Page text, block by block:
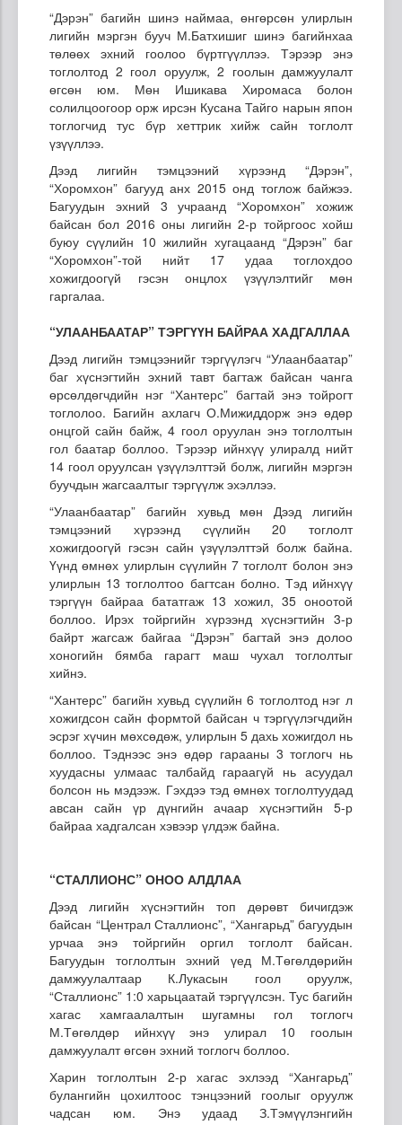
“Дэрэн” багийн шинэ наймаа, өнгөрсөн улирлын
лигийн мэргэн бууч М.Батхишиг шинэ багийнхаа
төлөөх эхний гоолоо бүртгүүллээ. Тэрээр энэ
тоглолтод 2 гоол оруулж, 2 гоолын дамжуулалт
өгсөн юм.
Мөн Ишикава Хиромаса болон
солилцоогоор орж ирсэн Кусана Тайго нарын япон
тоглогчид тус бүр хеттрик хийж сайн тоглолт
үзүүллээ.
Дээд лигийн тэмцээний хүрээнд “Дэрэн”,
“Хоромхон” багууд анх 2015 онд тоглож байжээ.
Багуудын эхний 3 учраанд “Хоромхон” хожиж
байсан бол 2016 оны лигийн 2-р тойргоос хойш
буюу сүүлийн 10 жилийн хугацаанд “Дэрэн” баг
“Хоромхон”-той нийт 17 удаа тоглохдоо
хожигдоогүй гэсэн онцлох үзүүлэлтийг мөн
гаргалаа.
“УЛААНБААТАР” ТЭРГҮҮН БАЙРАА ХАДГАЛЛАА
Дээд лигийн тэмцээнийг тэргүүлэгч “Улаанбаатар”
баг хүснэгтийн эхний тавт багтаж байсан чанга
өрсөлдөгчдийн нэг “Хантерс” багтай энэ тойрогт
тоглолоо. Багийн ахлагч О.Мижиддорж энэ өдөр
онцгой сайн байж, 4 гоол оруулан энэ тоглолтын
гол баатар боллоо. Тэрээр ийнхүү улиралд нийт
14 гоол оруулсан үзүүлэлттэй болж, лигийн мэргэн
буучдын жагсаалтыг тэргүүлж эхэллээ.
“Улаанбаатар” багийн хувьд мөн Дээд лигийн
тэмцээний хүрээнд сүүлийн 20 тоглолт
хожигдоогүй гэсэн сайн үзүүлэлттэй болж байна.
Үүнд өмнөх улирлын сүүлийн 7 тоглолт болон энэ
улирлын 13 тоглолтоо багтсан болно. Тэд ийнхүү
тэргүүн байраа бататгаж 13 хожил, 35 оноотой
боллоо. Ирэх тойргийн хүрээнд хүснэгтийн 3-р
байрт жагсаж байгаа “Дэрэн” багтай энэ долоо
хоногийн бямба гарагт маш чухал тоглолтыг
хийнэ.
“Хантерс” багийн хувьд сүүлийн 6 тоглолтод нэг л
хожигдсон сайн формтой байсан ч тэргүүлэгчдийн
эсрэг хүчин мөхсөдөж, улирлын 5 дахь хожигдол нь
боллоо. Тэднээс энэ өдөр гарааны 3 тоглогч нь
хуудасны улмаас талбайд гараагүй нь асуудал
болсон нь мэдээж. Гэхдээ тэд өмнөх тоглолтуудад
авсан сайн үр дүнгийн ачаар хүснэгтийн 5-р
байраа хадгалсан хэвээр үлдэж байна.
“СТАЛЛИОНС” ОНОО АЛДЛАА
Дээд лигийн хүснэгтийн топ дөрөвт бичигдэж
байсан “Централ Сталлионс”, “Хангарьд” багуудын
урчаа энэ тойргийн оргил тоглолт байсан.
Багуудын тоглолтын эхний үед М.Төгөлдөрийн
дамжуулалтаар К.Лукасын гоол оруулж,
“Сталлионс” 1:0 харьцаатай тэргүүлсэн. Тус багийн
хагас хамгаалалтын шугамны гол тоглогч
М.Төгөлдөр ийнхүү энэ улирал 10 гоолын
дамжуулалт өгсөн эхний тоглогч боллоо.
Харин тоглолтын 2-р хагас эхлээд “Хангарьд”
булангийн цохилтоос тэнцээний гоолыг оруулж
чадсан юм. Энэ удаад З.Тэмүүлэнгийн